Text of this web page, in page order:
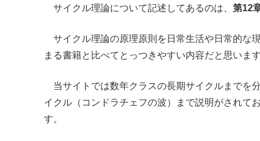
サイクル理論について記述してあるのは、 第12
サイクル理論の原理原則を日常生活や日常的な
まる書籍と比べてとっつきやすい内容だと思います
当サイトでは数年クラスの長期サイクルまでを
イクル（コンドラチェフの波）まで説明がされて
す。